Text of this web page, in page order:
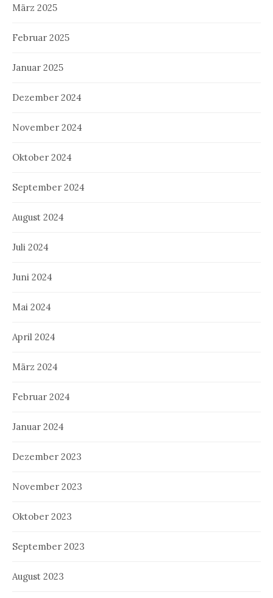
März 2025
Februar 2025
Januar 2025
Dezember 2024
November 2024
Oktober 2024
September 2024
August 2024
Juli 2024
Juni 2024
Mai 2024
April 2024
März 2024
Februar 2024
Januar 2024
Dezember 2023
November 2023
Oktober 2023
September 2023
August 2023